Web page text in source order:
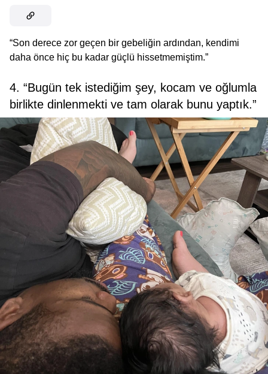
“Son derece zor geçen bir gebeliğin ardından, kendimi
daha önce hiç bu kadar güçlü hissetmemiştim.”
4. “Bugün tek istediğim şey, kocam ve oğlumla
birlikte dinlenmekti ve tam olarak bunu yaptık.”